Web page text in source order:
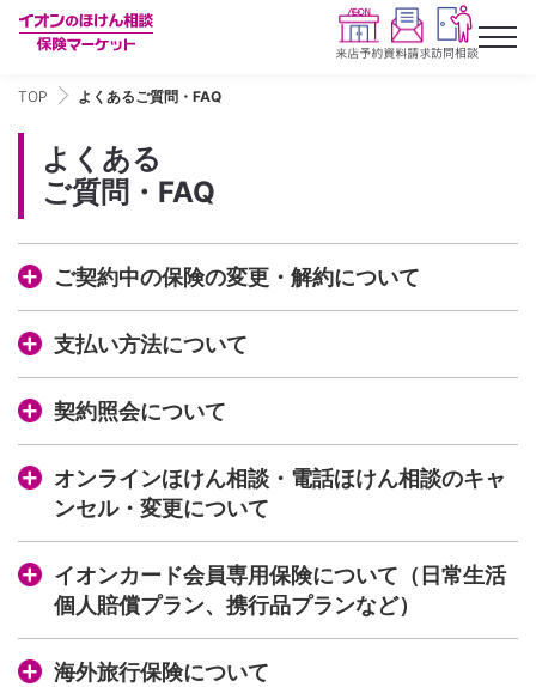
TOP よくあるご質問・FAQ
よくある
ご質問・FAQ
ご契約中の保険の変更・解約について
支払い方法について
契約照会について
オンラインほけん相談・電話ほけん相談のキャ
ンセル・変更について
イオンカード会員専用保険について（日常生活
個人賠償プラン、携行品プランなど）
海外旅行保険について